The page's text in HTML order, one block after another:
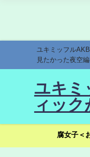
ユキミッフル
見たかった夜空
ユキミ
ィッ
腐女子＜